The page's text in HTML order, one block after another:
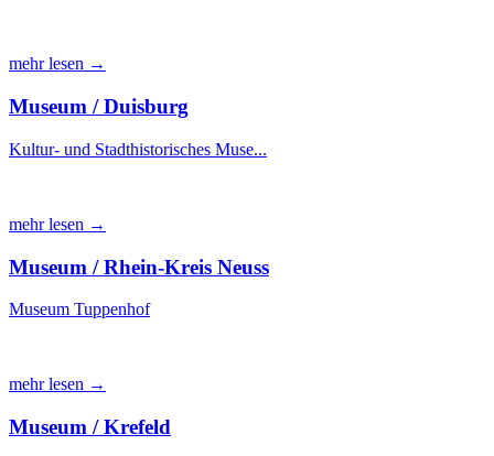
mehr lesen →
Museum / Duisburg
Kultur- und Stadthistorisches Muse...
mehr lesen →
Museum / Rhein-Kreis Neuss
Museum Tuppenhof
mehr lesen →
Museum / Krefeld